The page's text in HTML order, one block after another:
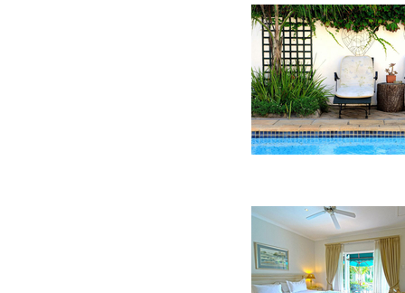
Sichere Parkplätze für
machen Carslogie
Hauptbuslinie zu allen